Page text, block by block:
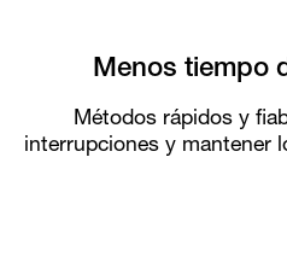
Menos tiempo
Métodos rápidos y
interrupciones y mantener